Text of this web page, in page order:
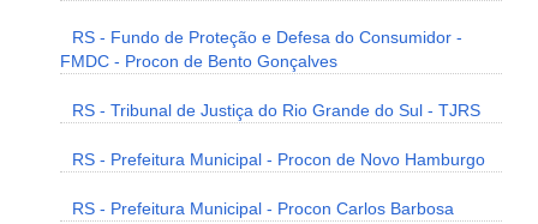
RS - Fundo de Proteção e Defesa do Consumidor -
FMDC - Procon de Bento Gonçalves
RS - Tribunal de Justiça do Rio Grande do Sul - TJRS
RS - Prefeitura Municipal - Procon de Novo Hamburgo
RS - Prefeitura Municipal - Procon Carlos Barbosa